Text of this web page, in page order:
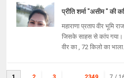
प्रीति शर्मा "असीम " की
महाराणा प्रताप वीर भूमि
जिसके साहस से कांप गया।
वीर का , 72 किलो का